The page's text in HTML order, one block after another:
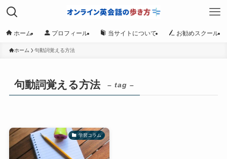
ホーム プロフィール 当サイトについて お勧めスクール
ホーム 句動詞覚える方法
句動詞覚える方法 – tag –
学習コラム